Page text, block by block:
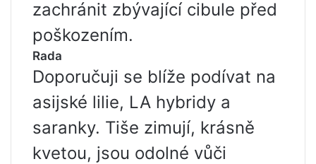
zachránit zbývající cibule před
poškozením.
Rada
Doporučuji se blíže podívat na
asijské lilie, LA hybridy a
saranky. Tiše zimují, krásně
kvetou, jsou odolné vůči